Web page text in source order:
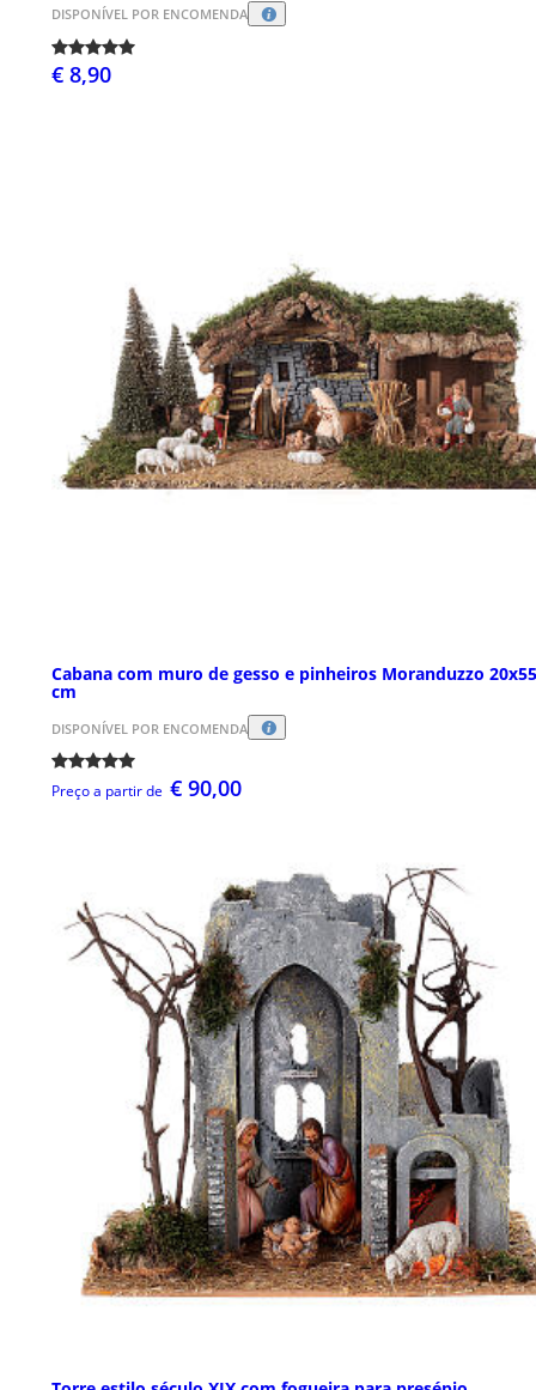
DISPONÍVEL POR ENCOMENDA
€ 8,90
Cabana com muro de gesso e pinheiros Moranduzzo
cm
DISPONÍVEL POR ENCOMENDA
Preço a partir de € 90,00